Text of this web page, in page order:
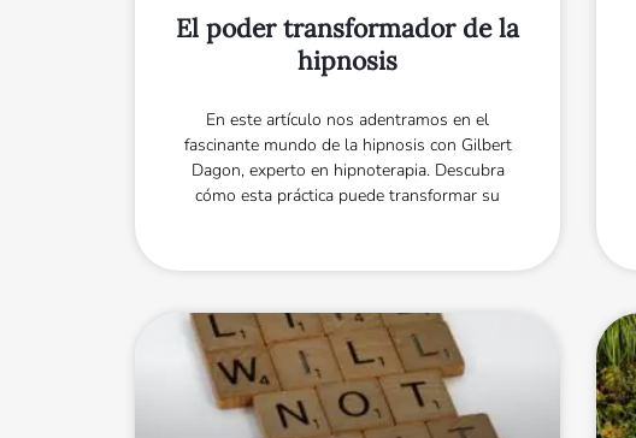
El poder transformador de la
hipnosis
En este artículo nos adentramos en el
fascinante mundo de la hipnosis con Gilbert
Dagon, experto en hipnoterapia. Descubra
cómo esta práctica puede transformar su